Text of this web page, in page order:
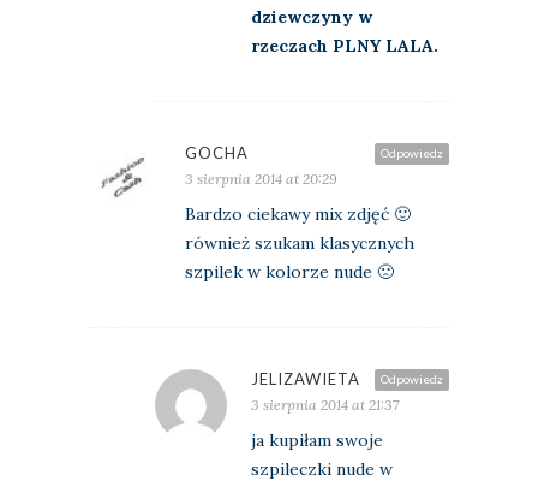
dziewczyny w
rzeczach PLNY LALA.
Odpowiedz
GOCHA
3 sierpnia 2014 at 20:29
Bardzo ciekawy mix zdjęć 🙂
również szukam klasycznych
szpilek w kolorze nude 🙁
Odpowiedz
JELIZAWIETA
3 sierpnia 2014 at 21:37
ja kupiłam swoje
szpileczki nude w